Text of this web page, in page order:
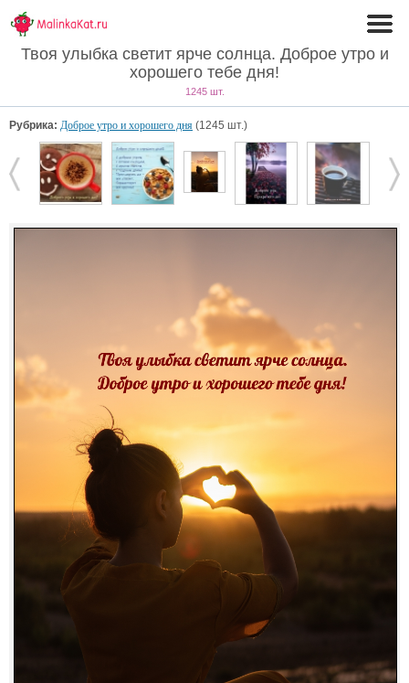
Твоя улыбка светит ярче солнца. Доброе утро и
хорошего тебе дня!
1245 шт.
Рубрика: Доброе утро и хорошего дня (1245 шт.)